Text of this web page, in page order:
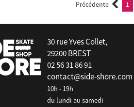
Précédente 1
30 rue Yves Collet,
29200 BREST
02 56 31 86 91
contact@side-shore.com
10h - 19h
du lundi au samedi